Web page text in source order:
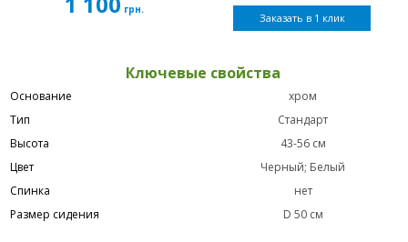
грн.
Заказать в 1 клик
Ключевые свойства
Основание
хром
Тип
Стандарт
Высота
43-56 см
Цвет
Черный; Белый
Спинка
нет
Размер сидения
D 50 см